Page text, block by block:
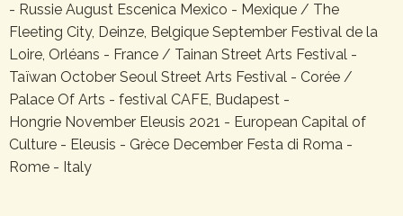
- Russie August Escenica Mexico - Mexique / The
Fleeting City, Deinze, Belgique September Festival de la
Loire, Orléans - France / Tainan Street Arts Festival -
Taïwan October Seoul Street Arts Festival - Corée /
Palace Of Arts - festival CAFE, Budapest -
Hongrie November Eleusis 2021 - European Capital of
Culture - Eleusis - Grèce December Festa di Roma -
Rome - Italy